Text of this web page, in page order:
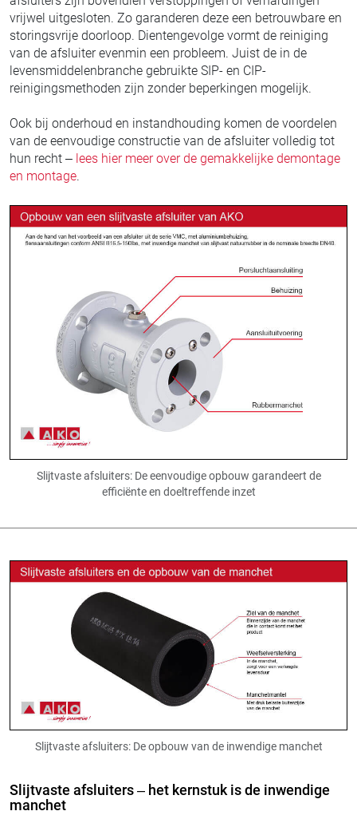
vrijwel uitgesloten. Zo garanderen deze een betrouwbare en
storingsvrije doorloop. Dientengevolge vormt de reiniging
van de afsluiter evenmin een probleem. Juist de in de
levensmiddelenbranche gebruikte SIP- en CIP-
reinigingsmethoden zijn zonder beperkingen mogelijk.
Ook bij onderhoud en instandhouding komen de voordelen
van de eenvoudige constructie van de afsluiter volledig tot
hun recht – lees hier meer over de gemakkelijke demontage
en montage.
Slijtvaste afsluiters: De eenvoudige opbouw garandeert de
efficiënte en doeltreffende inzet
Slijtvaste afsluiters: De opbouw van de inwendige manchet
Slijtvaste afsluiters – het kernstuk is de inwendige
manchet